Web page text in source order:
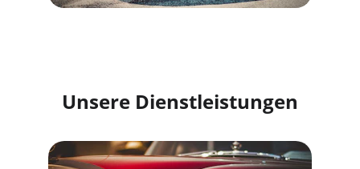
Unsere Dienstleistungen